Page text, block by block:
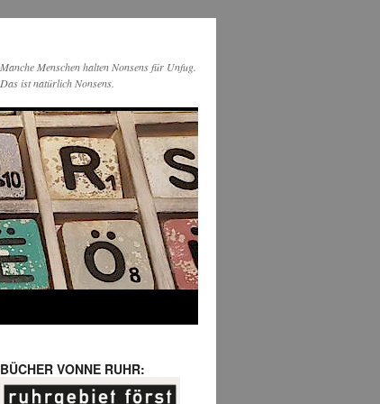
Manche Menschen halten Nonsens für Unfug.
Das ist natürlich Nonsens.
BÜCHER VONNE RUHR: